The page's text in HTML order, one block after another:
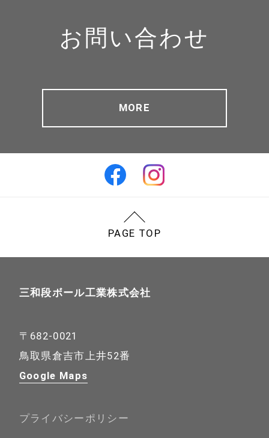
お問い合わせ
MORE
PAGE TOP
三和段ボール工業株式会社
〒682-0021
鳥取県倉吉市上井52番
Google Maps
プライバシーポリシー